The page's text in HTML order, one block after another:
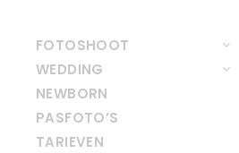
FOTOSHOOT
WEDDING
NEWBORN
PASFOTO’S
TARIEVEN